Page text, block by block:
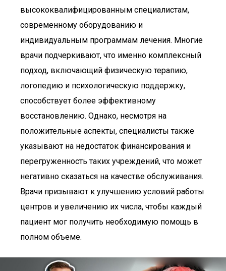
высококвалифицированным специалистам,
современному оборудованию и
индивидуальным программам лечения. Многие
врачи подчеркивают, что именно комплексный
подход, включающий физическую терапию,
логопедию и психологическую поддержку,
способствует более эффективному
восстановлению. Однако, несмотря на
положительные аспекты, специалисты также
указывают на недостаток финансирования и
перегруженность таких учреждений, что может
негативно сказаться на качестве обслуживания.
Врачи призывают к улучшению условий работы
центров и увеличению их числа, чтобы каждый
пациент мог получить необходимую помощь в
полном объеме.